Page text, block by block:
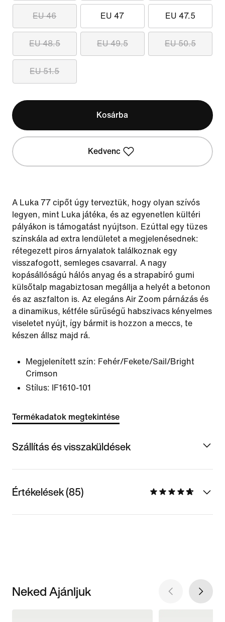
EU 46 EU 47 EU 47.5
EU 48.5 EU 49.5 EU 50.5
EU 51.5
Kosárba
Kedvenc
A Luka 77 cipőt úgy terveztük, hogy olyan szívós
legyen, mint Luka játéka, és az egyenetlen kültéri
pályákon is támogatást nyújtson. Ezúttal egy tüzes
színskála ad extra lendületet a megjelenésednek:
rétegezett piros árnyalatok találkoznak egy
visszafogott, semleges csavarral. A nagy
kopásállóságú hálós anyag és a strapabíró gumi
külsőtalp magabiztosan megállja a helyét a betonon
és az aszfalton is. Az elegáns Air Zoom párnázás és
a dinamikus, kétféle sűrűségű habszivacs kényelmes
viseletet nyújt, így bármit is hozzon a meccs, te
készen állsz majd rá.
Megjelenített szín: Fehér/Fekete/Sail/Bright
Crimson
Stílus:
IF1610-101
Termékadatok megtekintése
Szállítás és visszaküldések
Értékelések (85)
Neked Ajánljuk